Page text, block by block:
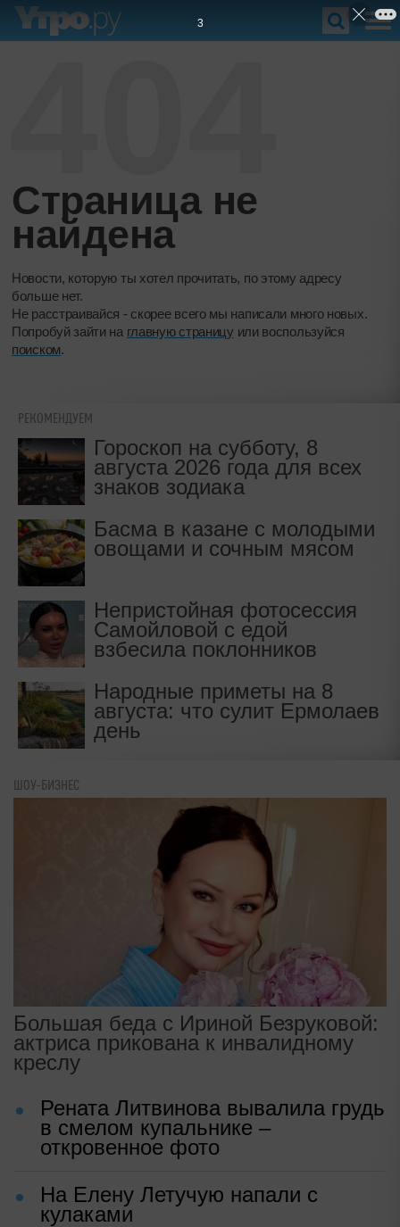
Страница не
найдена
Новости, которую ты хотел прочитать, по этому адресу
больше нет.
Не расстраивайся - скорее всего мы написали много новых.
Попробуй зайти на главную страницу или воспользуйся
поиском.
РЕКОМЕНДУЕМ
Гороскоп на субботу, 8
августа 2026 года для всех
знаков зодиака
Басма в казане с молодыми
овощами и сочным мясом
Непристойная фотосессия
Самойловой с едой
взбесила поклонников
Народные приметы на 8
августа: что сулит Ермолаев
день
ШОУ-БИЗНЕС
Большая беда с Ириной Безруковой:
актриса прикована к инвалидному
креслу
Рената Литвинова вывалила грудь
в смелом купальнике –
откровенное фото
На Елену Летучую напали с
кулаками
2